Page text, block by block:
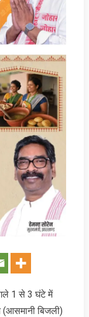
1 से 3 घंटे में
बिजली)